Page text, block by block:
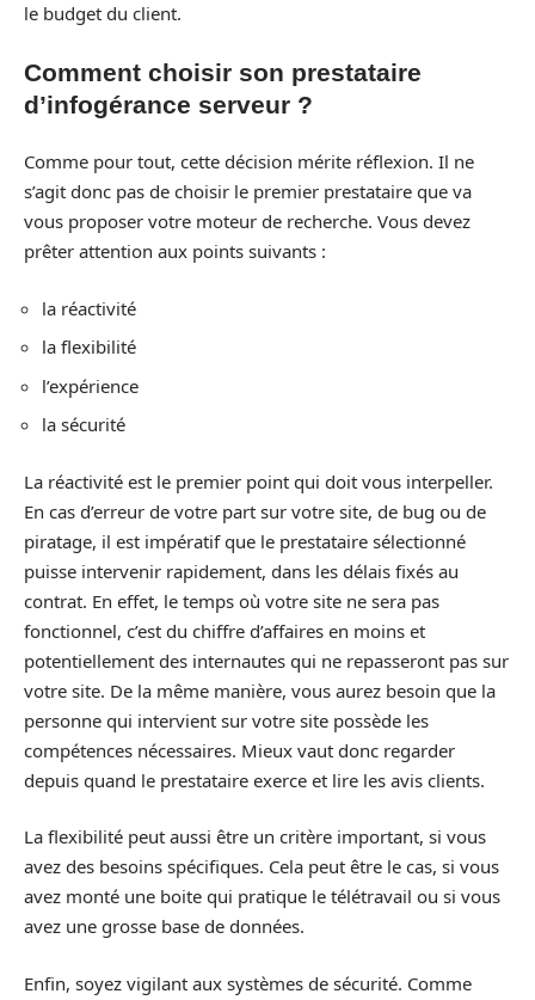
le budget du client.
Comment choisir son prestataire
d’infogérance serveur ?
Comme pour tout, cette décision mérite réflexion. Il ne
s’agit donc pas de choisir le premier prestataire que va
vous proposer votre moteur de recherche. Vous devez
prêter attention aux points suivants :
la réactivité
la flexibilité
l’expérience
la sécurité
La réactivité est le premier point qui doit vous interpeller.
En cas d’erreur de votre part sur votre site, de bug ou de
piratage, il est impératif que le prestataire sélectionné
puisse intervenir rapidement, dans les délais fixés au
contrat. En effet, le temps où votre site ne sera pas
fonctionnel, c’est du chiffre d’affaires en moins et
potentiellement des internautes qui ne repasseront pas sur
votre site. De la même manière, vous aurez besoin que la
personne qui intervient sur votre site possède les
compétences nécessaires. Mieux vaut donc regarder
depuis quand le prestataire exerce et lire les avis clients.
La flexibilité peut aussi être un critère important, si vous
avez des besoins spécifiques. Cela peut être le cas, si vous
avez monté une boite qui pratique le télétravail ou si vous
avez une grosse base de données.
Enfin, soyez vigilant aux systèmes de sécurité. Comme